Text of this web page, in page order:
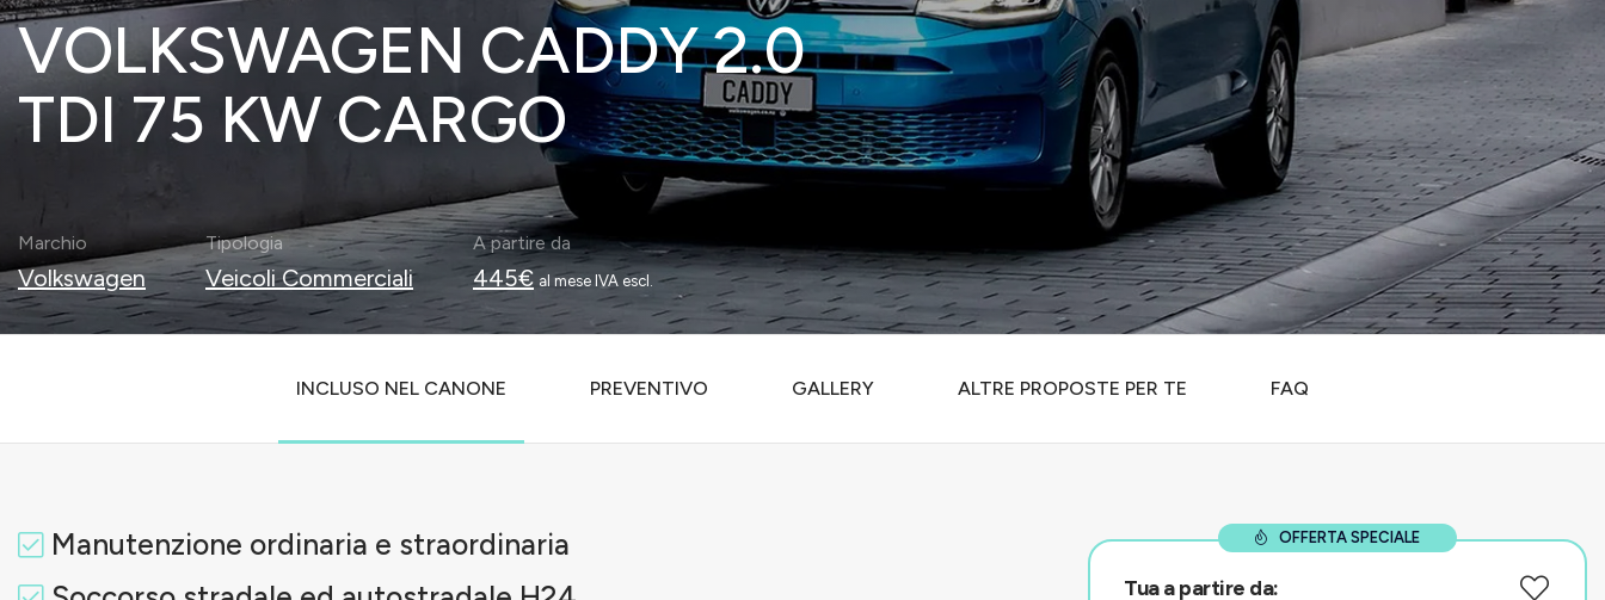
VOLKSWAGEN CADDY 2.0
TDI 75 KW CARGO
Marchio
Volkswagen
Tipologia
Veicoli Commerciali
A partire da
445€ al mese IVA escl.
INCLUSO NEL CANONE PREVENTIVO GALLERY ALTRE PROPOSTE PER TE FAQ
Manutenzione ordinaria e straordinaria
OFFERTA SPECIALE
Tua a partire da: